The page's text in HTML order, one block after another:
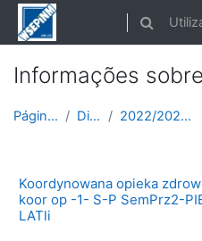
Ir para o conteúdo principal
Alternar
Informações
Página principal Disciplinas 2022/2023 semestr zimowy
Koordynowana opieka
koor op -1- S-P SemPrz2-
LATli